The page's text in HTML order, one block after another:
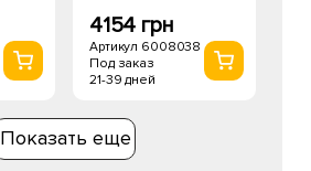
4154 грн
Артикул 6008038
Под заказ
21-39 дней
Показать еще